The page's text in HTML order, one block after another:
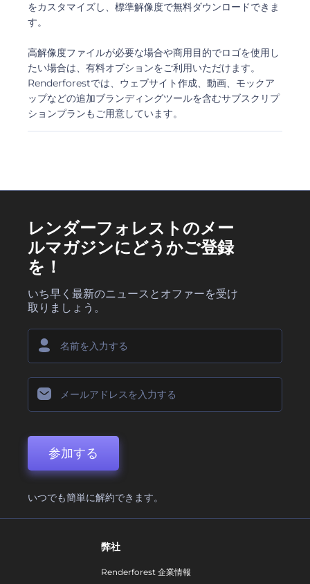
をカスタマイズし、標準解像度で無料ダウンロードできま
す。
高解像度ファイルが必要な場合や商用目的でロゴを使用し
たい場合は、有料オプションをご利用いただけます。
Renderforestでは、ウェブサイト作成、動画、モックア
ップなどの追加ブランディングツールを含むサブスクリプ
ションプランもご用意しています。
レンダーフォレストのメー
ルマガジンにどうかご登録
を！
いち早く最新のニュースとオファーを受け
取りましょう。
参加する
いつでも簡単に解約できます。
弊社
Renderforest 企業情報